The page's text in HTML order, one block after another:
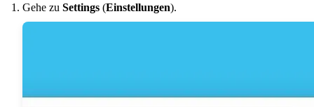
Gehe zu Settings (Einstellungen).